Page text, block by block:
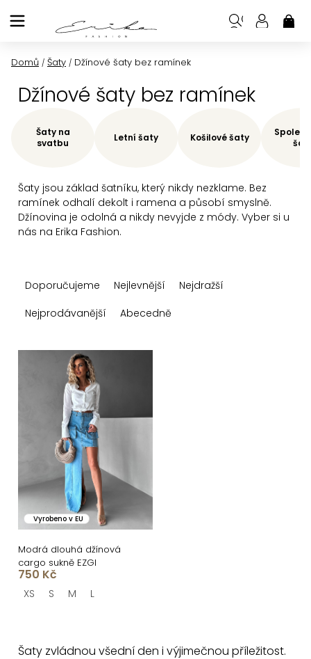
na
Domů / Šaty / Džínové šaty bez ramínek
Džínové šaty bez ramínek
Šaty jsou základ šatníku, který nikdy nezklame. Bez
ramínek odhalí dekolt i ramena a působí smyslně.
Džínovina je odolná a nikdy nevyjde z módy. Vyber si u
nás na Erika Fashion.
Šaty na
svatbu
Letní šaty Košilové šaty
a
n
u
k
t
ů
Doporučujeme Nejlevnější
Nejdražší
Nejprodávanější
Abecedně
r
o
d
u
k
Vyrobeno v EU
Modrá dlouhá džínová
cargo sukně EZGI
750 Kč
XS S M L
Šaty zvládnou všední den i výjimečnou příležitost.